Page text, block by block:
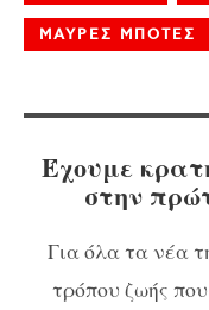
ΜΑΥΡΕΣ ΜΠΟΤΕΣ
Έχουμε
στην
Για όλα τα νέα
τρόπου ζωής